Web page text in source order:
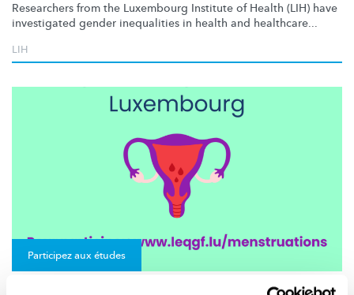
Researchers from the Luxembourg Institute of Health (LIH) have
investigated gender inequalities in health and healthcare...
LIH
Participez aux études